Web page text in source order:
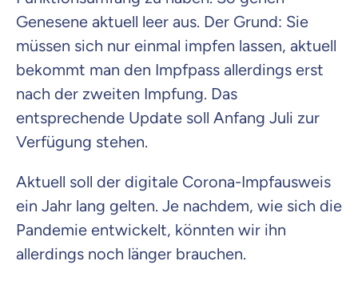
Genesene aktuell leer aus. Der Grund: Sie
müssen sich nur einmal impfen lassen, aktuell
bekommt man den Impfpass allerdings erst
nach der zweiten Impfung. Das
entsprechende Update soll Anfang Juli zur
Verfügung stehen.
Aktuell soll der digitale Corona-Impfausweis
ein Jahr lang gelten. Je nachdem, wie sich die
Pandemie entwickelt, könnten wir ihn
allerdings noch länger brauchen.